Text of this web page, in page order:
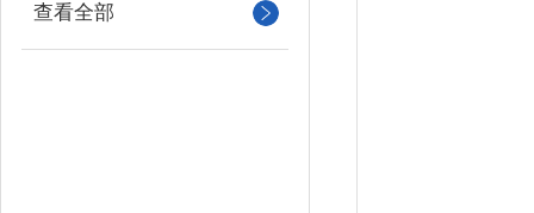
查看全部